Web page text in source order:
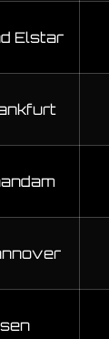
Elstar